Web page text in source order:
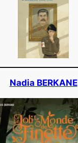
Nadia BERKANE